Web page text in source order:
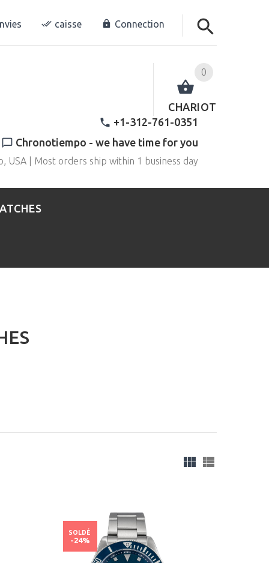
caisse Connection
0
CHARIOT
+1-312-761-0351
Chronotiempo - we have time for you
USA | Most orders ship within 1 business day
SOLDÉ
-24%